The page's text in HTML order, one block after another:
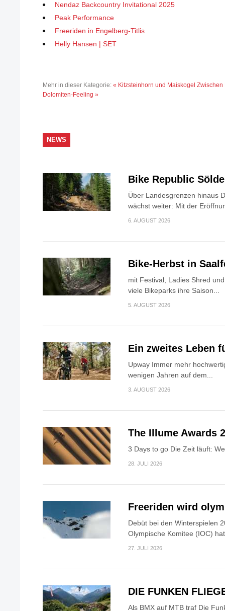
Nendaz Backcountry Invitational 2025
Peak Performance
Freeriden in Engelberg-Titlis
Helly Hansen | SET
Mehr in dieser Kategorie: « Kitzsteinhorn und Maiskogel Zwischen
Dolomiten-Feeling »
NEWS
Bike Republic
Über Landesgrenzen hinaus
wächst weiter: Mit der
6. AUGUST 2026
Bike-Herbst in
mit Festival, Ladies Shred
viele Bikeparks ihre Saison...
5. AUGUST 2026
Ein zweites Leben
Upway Immer mehr
wenigen Jahren auf dem...
3. AUGUST 2026
The Illume Awards
3 Days to go Die Zeit läuft:
28. JULI 2026
Freeriden wird
Debüt bei den Winterspielen
Olympische Komitee (IOC)
27. JULI 2026
DIE FUNKEN
Als BMX auf MTB traf Die